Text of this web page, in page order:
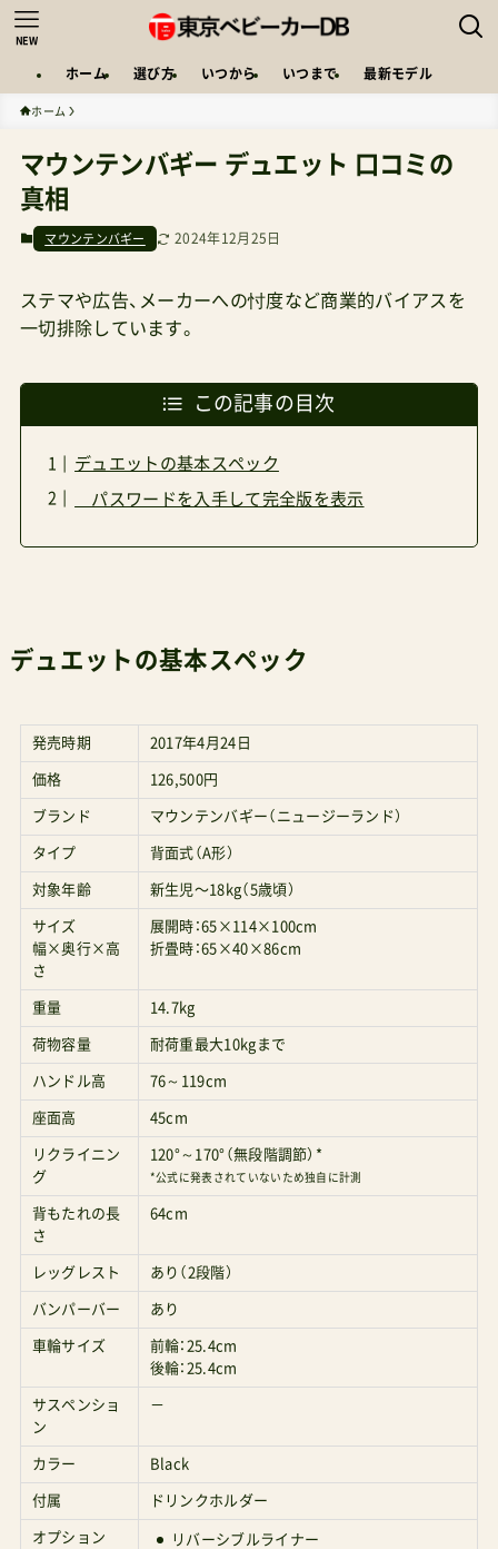
NEW
ホーム 選び方 いつから いつまで 最新モデル
ホーム
マウンテンバギー デュエット 口コミの
真相
マウンテンバギー 2024年12月25日
ステマや広告、メーカーへの忖度など商業的バイアスを
一切排除しています。
この記事の目次
デュエットの基本スペック
パスワードを入手して完全版を表示
デュエットの基本スペック
発売時期 2017年4月24日
価格 126,500円
ブランド マウンテンバギー（ニュージーランド）
タイプ 背面式（A形）
対象年齢 新生児〜18kg（5歳頃）
サイズ
幅×奥行×高
さ
展開時：65×114×100cm
折畳時：65×40×86cm
重量 14.7kg
荷物容量 耐荷重最大10kgまで
ハンドル高 76～119cm
座面高 45cm
リクライニン
グ
120°～170°（無段階調節）*
*公式に発表されていないため独自に計測
背もたれの長
さ
64cm
レッグレスト あり（2段階）
バンパーバー あり
車輪サイズ
前輪：25.4cm
後輪：25.4cm
サスペンショ
ン
－
カラー Black
付属 ドリンクホルダー
オプション
リバーシブルライナー